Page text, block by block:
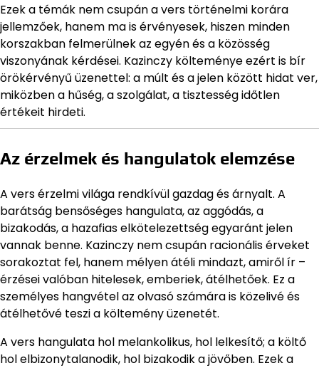
Ezek a témák nem csupán a vers történelmi korára
jellemzőek, hanem ma is érvényesek, hiszen minden
korszakban felmerülnek az egyén és a közösség
viszonyának kérdései. Kazinczy költeménye ezért is bír
örökérvényű üzenettel: a múlt és a jelen között hidat ver,
miközben a hűség, a szolgálat, a tisztesség időtlen
értékeit hirdeti.
Az érzelmek és hangulatok elemzése
A vers érzelmi világa rendkívül gazdag és árnyalt. A
barátság bensőséges hangulata, az aggódás, a
bizakodás, a hazafias elkötelezettség egyaránt jelen
vannak benne. Kazinczy nem csupán racionális érveket
sorakoztat fel, hanem mélyen átéli mindazt, amiről ír –
érzései valóban hitelesek, emberiek, átélhetőek. Ez a
személyes hangvétel az olvasó számára is közelivé és
átélhetővé teszi a költemény üzenetét.
A vers hangulata hol melankolikus, hol lelkesítő; a költő
hol elbizonytalanodik, hol bizakodik a jövőben. Ezek a